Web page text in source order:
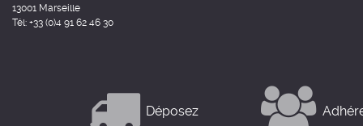
13001 Marseille
Tél: +33 (0)4 91 62 46 30
Déposez